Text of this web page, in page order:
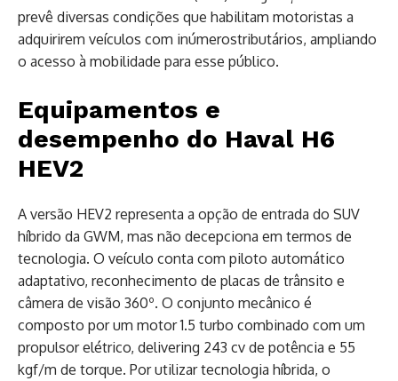
prevê diversas condições que habilitam motoristas a
adquirirem veículos com inúmerostributários, ampliando
o acesso à mobilidade para esse público.
Equipamentos e
desempenho do Haval H6
HEV2
A versão HEV2 representa a opção de entrada do SUV
híbrido da GWM, mas não decepciona em termos de
tecnologia. O veículo conta com piloto automático
adaptativo, reconhecimento de placas de trânsito e
câmera de visão 360º. O conjunto mecânico é
composto por um motor 1.5 turbo combinado com um
propulsor elétrico, delivering 243 cv de potência e 55
kgf/m de torque. Por utilizar tecnologia híbrida, o